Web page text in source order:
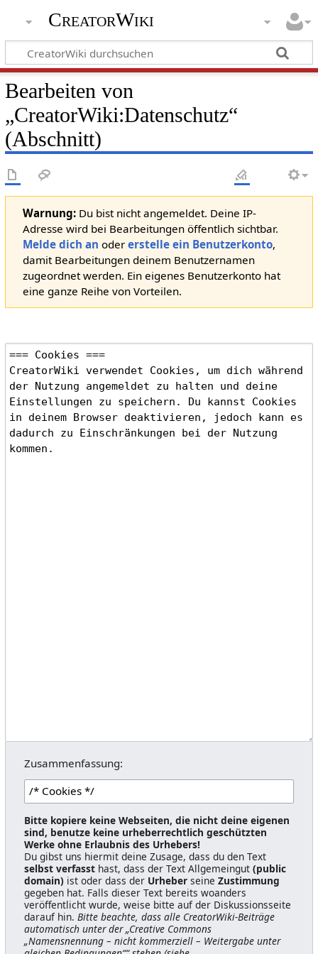
CreatorWiki
Bearbeiten von
„CreatorWiki:Datenschutz“
(Abschnitt)
Warnung:Du bist nicht angemeldet. Deine IP-
Adresse wird bei Bearbeitungen öffentlich sichtbar.
Melde dich an oder erstelle ein Benutzerkonto,
damit Bearbeitungen deinem Benutzernamen
zugeordnet werden. Ein eigenes Benutzerkonto hat
eine ganze Reihe von Vorteilen.
Zusammenfassung:
Bitte kopiere keine Webseiten, die nicht deine eigenen
sind, benutze keine urheberrechtlich geschützten
Werke ohne Erlaubnis des Urhebers!
Du gibst uns hiermit deine Zusage, dass du den Text
selbst verfasst hast, dass der Text Allgemeingut(public
domain) ist oder dass der Urheber seineZustimmung
gegeben hat. Falls dieser Text bereits woanders
veröffentlicht wurde, weise bitte auf der Diskussionsseite
darauf hin.Bitte beachte, dass alle CreatorWiki-Beiträge
automatisch unter der „Creative Commons
„Namensnennung – nicht kommerziell – Weitergabe unter